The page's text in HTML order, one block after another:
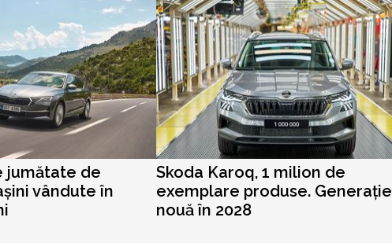
jumătate de
vândute în
Skoda Karoq, 1 milion de
exemplare produse. Generație
nouă în 2028